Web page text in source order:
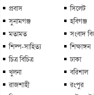
প্রবাস
সিলেট
সুনামগঞ্জ
হবিগঞ্জ
মতামত
সংবাদ
শিল্প-সাহিত্য
শিক্ষাঙ্গন
চিত্র বিচিত্র
ঢাকা
খুলনা
বরিশাল
রাজশাহী
রংপুর